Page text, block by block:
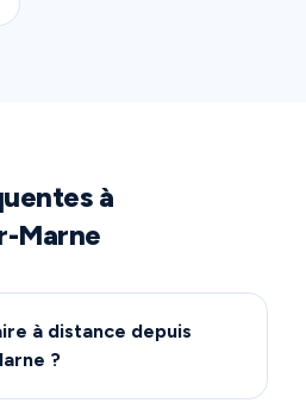
à
Marne
à distance depuis
?